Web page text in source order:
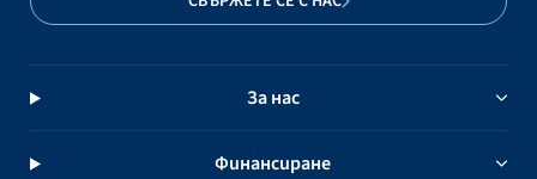
За нас
Финансиране